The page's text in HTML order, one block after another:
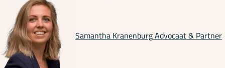
Samantha KranenburgAdvocaat & Partner